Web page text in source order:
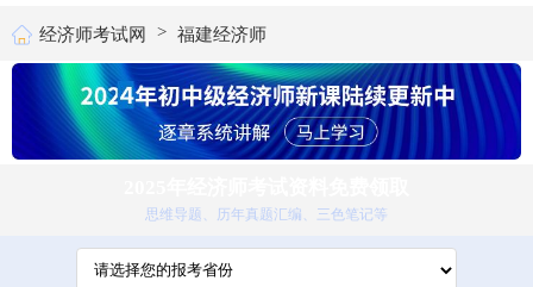
经济师考试网 > 福建经济师
思维导题、历年真题汇编、三色笔记等